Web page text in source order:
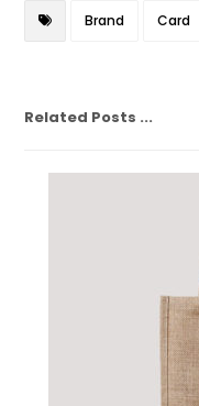
Brand Card
Related Posts ...